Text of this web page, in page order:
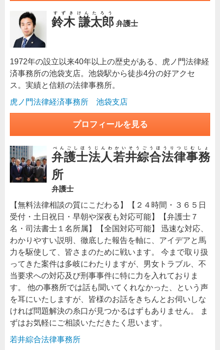
鈴木 謙太郎
すずきけんたろう
弁護士
1972年の設立以来40年以上の歴史がある、虎ノ門法律経
済事務所の池袋支店。池袋駅から徒歩4分の好アクセ
ス。実績と信頼の法律事務所。
虎ノ門法律経済事務所 池袋支店
プロフィールを見る
弁護士法人若井綜合法律事務
所
べんごしほうじんわかいそうごうほうりつじむしょ
弁護士
【無料法律相談の質にこだわる】【２４時間・３６５日
受付・土日祝日・早朝や深夜も対応可能】【弁護士７
名・司法書士１名所属】【全国対応可能】 迅速な対応、
わかりやすい説明、徹底した報告を軸に、アイデアと馬
力を駆使して、皆さまのために戦います。 今まで取り扱
ってきた案件は多岐にわたりますが、男女トラブル、不
当要求への対応及び刑事事件に特に力を入れておりま
す。 他の事務所では話も聞いてくれなかった、という声
を耳にいたしますが、皆様のお話をきちんとお伺いしな
ければ問題解決の糸口が見つかるはずもありません。 ま
ずはお気軽にご相談いただきたく思います。
若井綜合法律事務所